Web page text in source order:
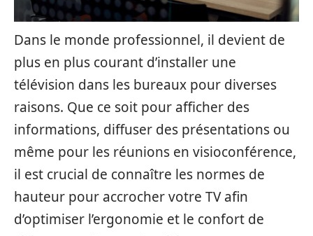
Dans le monde professionnel, il devient de
plus en plus courant d’installer une
télévision dans les bureaux pour diverses
raisons. Que ce soit pour afficher des
informations, diffuser des présentations ou
même pour les réunions en visioconférence,
il est crucial de connaître les normes de
hauteur pour accrocher votre TV afin
d’optimiser l’ergonomie et le confort de